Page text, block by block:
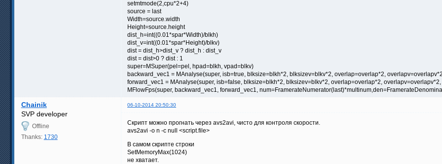
setmtmode(2,cpu*2+4)
source = last
Width=source.width
Height=source.height
dist_h=int((0.01*spar*Width)/blkh)
dist_v=int((0.01*spar*Height)/blkv)
dist = dist_h>dist_v ? dist_h : dist_v
dist = dist>0 ? dist : 1
super=MSuper(pel=pel, hpad=blkh, vpad=blkv)
backward_vec1 = MAnalyse(super, isb=true, blksize=blkh*2, blksizev=blkv*2, overlap=overlap*2,
forward_vec1 = MAnalyse(super, isb=false, blksize=blkh*2, blksizev=blkv*2, overlap=overlap*2,
MFlowFps(super, backward_vec1, forward_vec1,
Chainik 06-10-2014 20:50:30
SVP developer
Offline
Thanks: 1730
Скрипт можно прогнать через avs2avi, чисто для контроля скорости.
avs2avi -o n -c null <script.file>
В самом скрипте строки
SetMemoryMax(1024)
не хватает.